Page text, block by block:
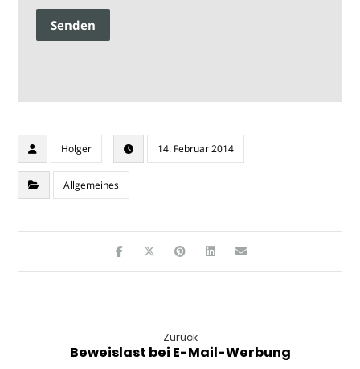
Senden
Holger 14. Februar 2014
Allgemeines
Zurück
Beweislast bei E-Mail-Werbung